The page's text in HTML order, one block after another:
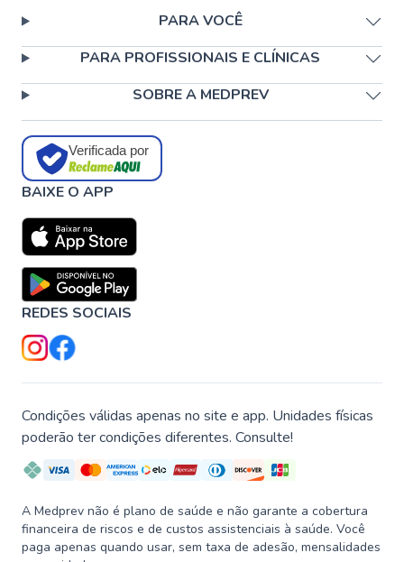
PARA VOCÊ
PARA PROFISSIONAIS E CLÍNICAS
SOBRE A MEDPREV
Verificada por
BAIXE O APP
REDES SOCIAIS
Condições válidas apenas no site e app. Unidades físicas
poderão ter condições diferentes. Consulte!
A Medprev não é plano de saúde e não garante a cobertura
financeira de riscos e de custos assistenciais à saúde. Você
paga apenas quando usar, sem taxa de adesão, mensalidades